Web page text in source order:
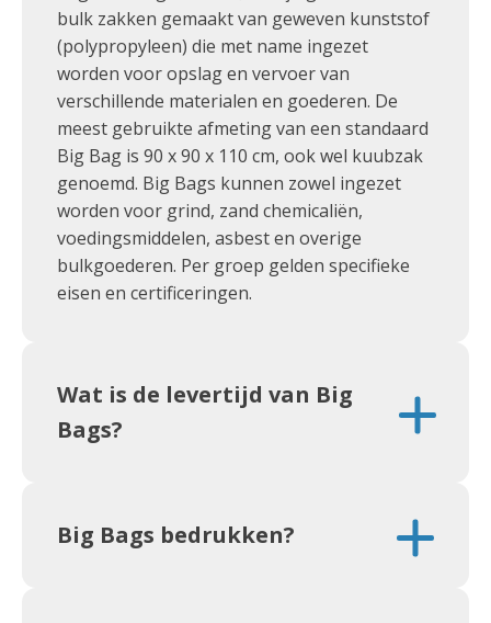
bulk zakken gemaakt van geweven kunststof
(polypropyleen) die met name ingezet
worden voor opslag en vervoer van
verschillende materialen en goederen. De
meest gebruikte afmeting van een standaard
Big Bag is 90 x 90 x 110 cm, ook wel kuubzak
genoemd. Big Bags kunnen zowel ingezet
worden voor grind, zand chemicaliën,
voedingsmiddelen, asbest en overige
bulkgoederen. Per groep gelden specifieke
eisen en certificeringen.
Wat is de levertijd van Big
Bags?
Big Bags bedrukken?